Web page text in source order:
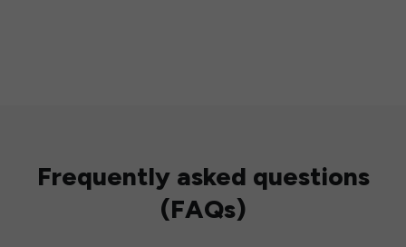
Frequently asked questions
(FAQs)